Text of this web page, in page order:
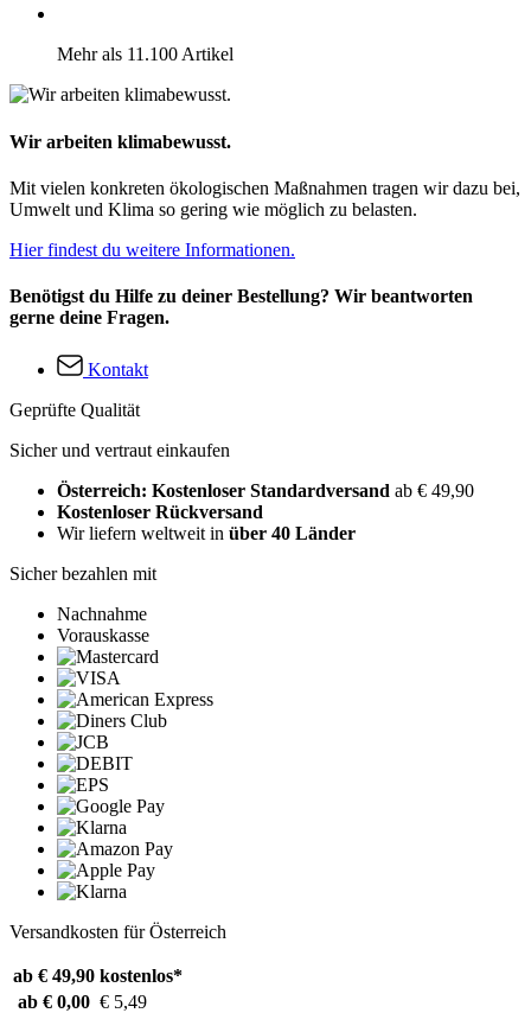
Mehr als 11.100 Artikel
Wir arbeiten klimabewusst.
Mit vielen konkreten ökologischen Maßnahmen tragen wir dazu bei,
Umwelt und Klima so gering wie möglich zu belasten.
Hier findest du weitere Informationen.
Benötigst du Hilfe zu deiner Bestellung? Wir beantworten
gerne deine Fragen.
Kontakt
Geprüfte Qualität
Sicher und vertraut einkaufen
Österreich: Kostenloser Standardversand ab € 49,90
Kostenloser Rückversand
Wir liefern weltweit in über 40 Länder
Sicher bezahlen mit
Nachnahme
Vorauskasse
Versandkosten für Österreich
ab € 49,90 kostenlos*
ab € 0,00 € 5,49